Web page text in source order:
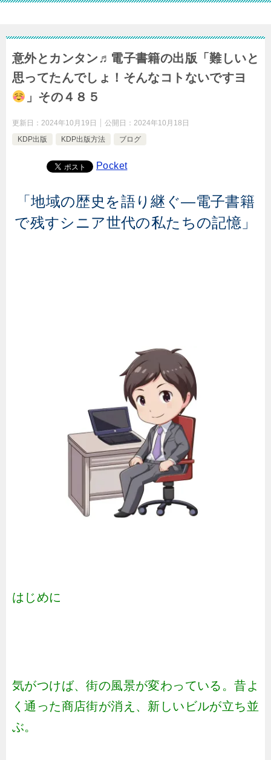
意外とカンタン♬電子書籍の出版「難しいと
思ってたんでしょ！そんなコトないですヨ
」その４８５
更新日： 2024年10月19日 公開日： 2024年10月18日
KDP出版
KDP出版方法 ブログ
Pocket
「地域の歴史を語り継ぐ—電子書籍
で残すシニア世代の私たちの記憶」
はじめに
気がつけば、街の風景が変わっている。昔よ
く通った商店街が消え、新しいビルが立ち並
ぶ。